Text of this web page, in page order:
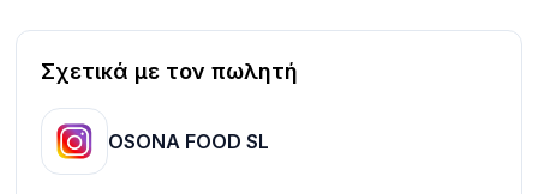
Σχετικά με τον πωλητή
OSONA FOOD SL